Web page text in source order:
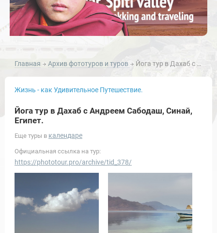
Главная Архив фототуров и туров Йога тур в Дахаб с Андреем Сабодаш, Синай, Египет.
Жизнь - как Удивительное Путешествие.
Йога тур в Дахаб с Андреем Сабодаш, Синай,
Египет.
Еще туры в календаре
Официальная ссылка на тур:
https://phototour.pro/archive/tid_378/